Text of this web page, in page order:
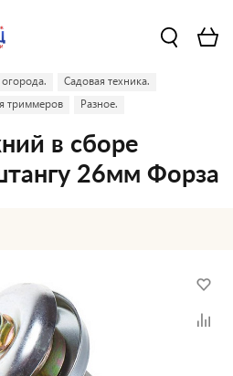
Садовая техника.
триммеров Разное.
в сборе
26мм Форза